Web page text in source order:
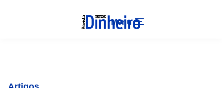
Menu